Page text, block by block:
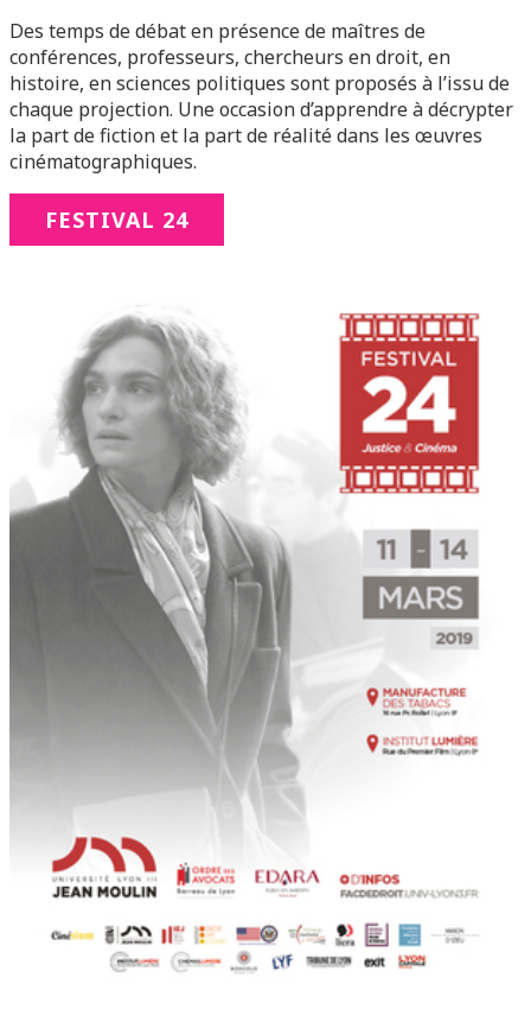
Des temps de débat en présence de maîtres de
conférences, professeurs, chercheurs en droit, en
histoire, en sciences politiques sont proposés à l’issu de
chaque projection. Une occasion d’apprendre à décrypter
la part de fiction et la part de réalité dans les œuvres
cinématographiques.
FESTIVAL 24